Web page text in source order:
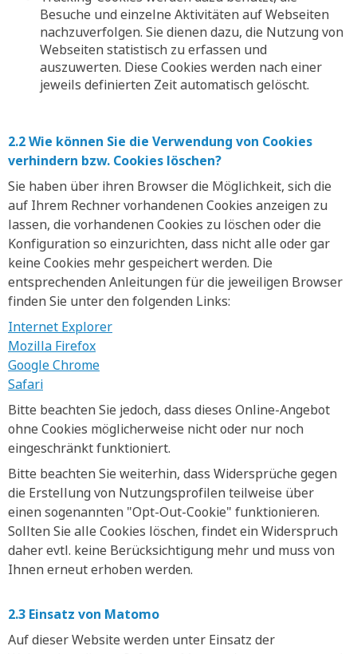
Besuche und einzelne Aktivitäten auf Webseiten
nachzuverfolgen. Sie dienen dazu, die Nutzung von
Webseiten statistisch zu erfassen und
auszuwerten. Diese Cookies werden nach einer
jeweils definierten Zeit automatisch gelöscht.
2.2 Wie können Sie die Verwendung von Cookies
verhindern bzw. Cookies löschen?
Sie haben über ihren Browser die Möglichkeit, sich die
auf Ihrem Rechner vorhandenen Cookies anzeigen zu
lassen, die vorhandenen Cookies zu löschen oder die
Konfiguration so einzurichten, dass nicht alle oder gar
keine Cookies mehr gespeichert werden. Die
entsprechenden Anleitungen für die jeweiligen Browser
finden Sie unter den folgenden Links:
Internet Explorer
Mozilla Firefox
Google Chrome
Safari
Bitte beachten Sie jedoch, dass dieses Online-Angebot
ohne Cookies möglicherweise nicht oder nur noch
eingeschränkt funktioniert.
Bitte beachten Sie weiterhin, dass Widersprüche gegen
die Erstellung von Nutzungsprofilen teilweise über
einen sogenannten "Opt-Out-Cookie" funktionieren.
Sollten Sie alle Cookies löschen, findet ein Widerspruch
daher evtl. keine Berücksichtigung mehr und muss von
Ihnen erneut erhoben werden.
2.3 Einsatz von Matomo
Auf dieser Website werden unter Einsatz der